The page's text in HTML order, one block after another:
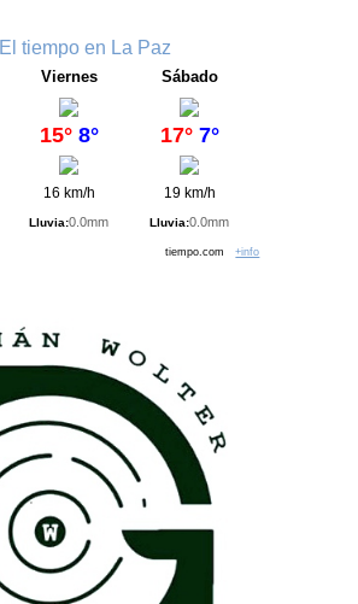
El tiempo en La Paz
Viernes
15° 8°
16 km/h
Lluvia:0.0mm
Sábado
17° 7°
19 km/h
Lluvia:0.0mm
tiempo.com+info